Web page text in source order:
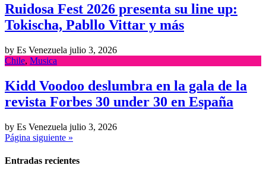
Ruidosa Fest 2026 presenta su line up:
Tokischa, Pabllo Vittar y más
by Es Venezuela julio 3, 2026
Chile, Musica
Kidd Voodoo deslumbra en la gala de la
revista Forbes 30 under 30 en España
by Es Venezuela julio 3, 2026
Página siguiente »
Entradas recientes